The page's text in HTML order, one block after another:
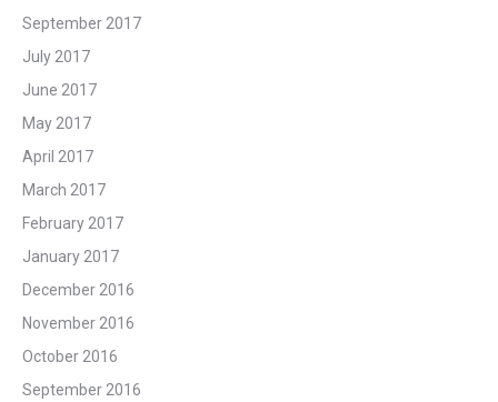
September 2017
July 2017
June 2017
May 2017
April 2017
March 2017
February 2017
January 2017
December 2016
November 2016
October 2016
September 2016